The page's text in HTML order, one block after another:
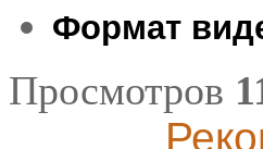
Формат
Просмотров